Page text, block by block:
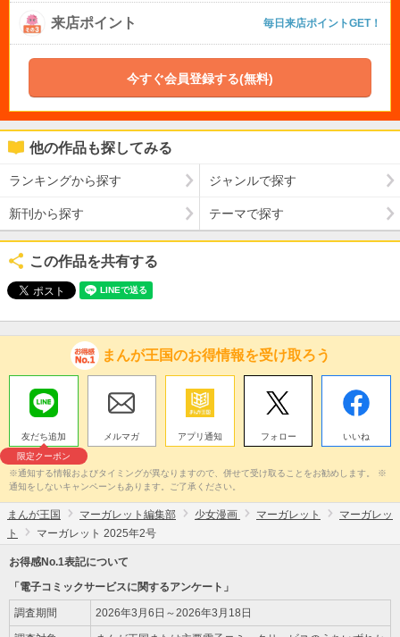
来店ポイント 毎日来店ポイントGET！
今すぐ会員登録する(無料)
他の作品も探してみる
ランキングから探す ジャンルで探す
新刊から探す テーマで探す
この作品を共有する
まんが王国のお得情報を受け取ろう
友だち追加
限定クーポン
メルマガ アプリ通知 フォロー いいね
※通知する情報およびタイミングが異なりますので、併せて受け取ることをお勧めします。 ※
通知をしないキャンペーンもあります。ご了承ください。
まんが王国 マーガレット編集部 少女漫画 マーガレット
マーガレッ
ト
マーガレット 2025年2号
お得感No.1表記について
「電子コミックサービスに関するアンケート」
調査期間 2026年3月6日～2026年3月18日